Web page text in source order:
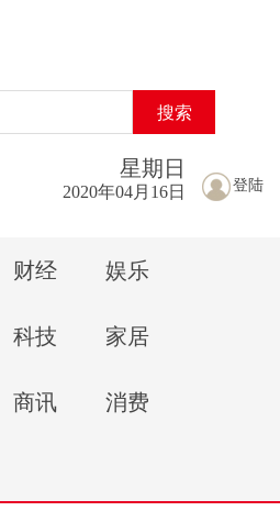
搜索
登陆
星期 日
2020年04月16日
财经 娱乐
科技 家居
商讯 消费